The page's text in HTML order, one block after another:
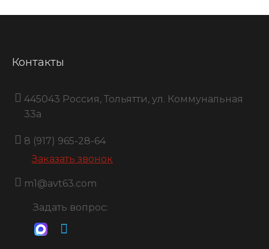
Контакты
445043 Россия, Тольятти, ул. Коммунальная
33a
8 (917) 965-28-64
Заказать звонок
m1@avt63.com
Задать вопрос: